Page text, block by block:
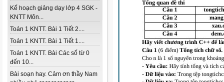
Kế hoạch giảng dạy lớp 4 SGK -
KNTT Môn...
Toán 1 KNTT. Bài 1 Tiết 2....
Toán 1 KNTT. Bài 1 Tiết 1....
Toán 1 KNTT. Bài Các số từ 0
đến 10...
Bài soạn hay. Cảm ơn thầy Nam